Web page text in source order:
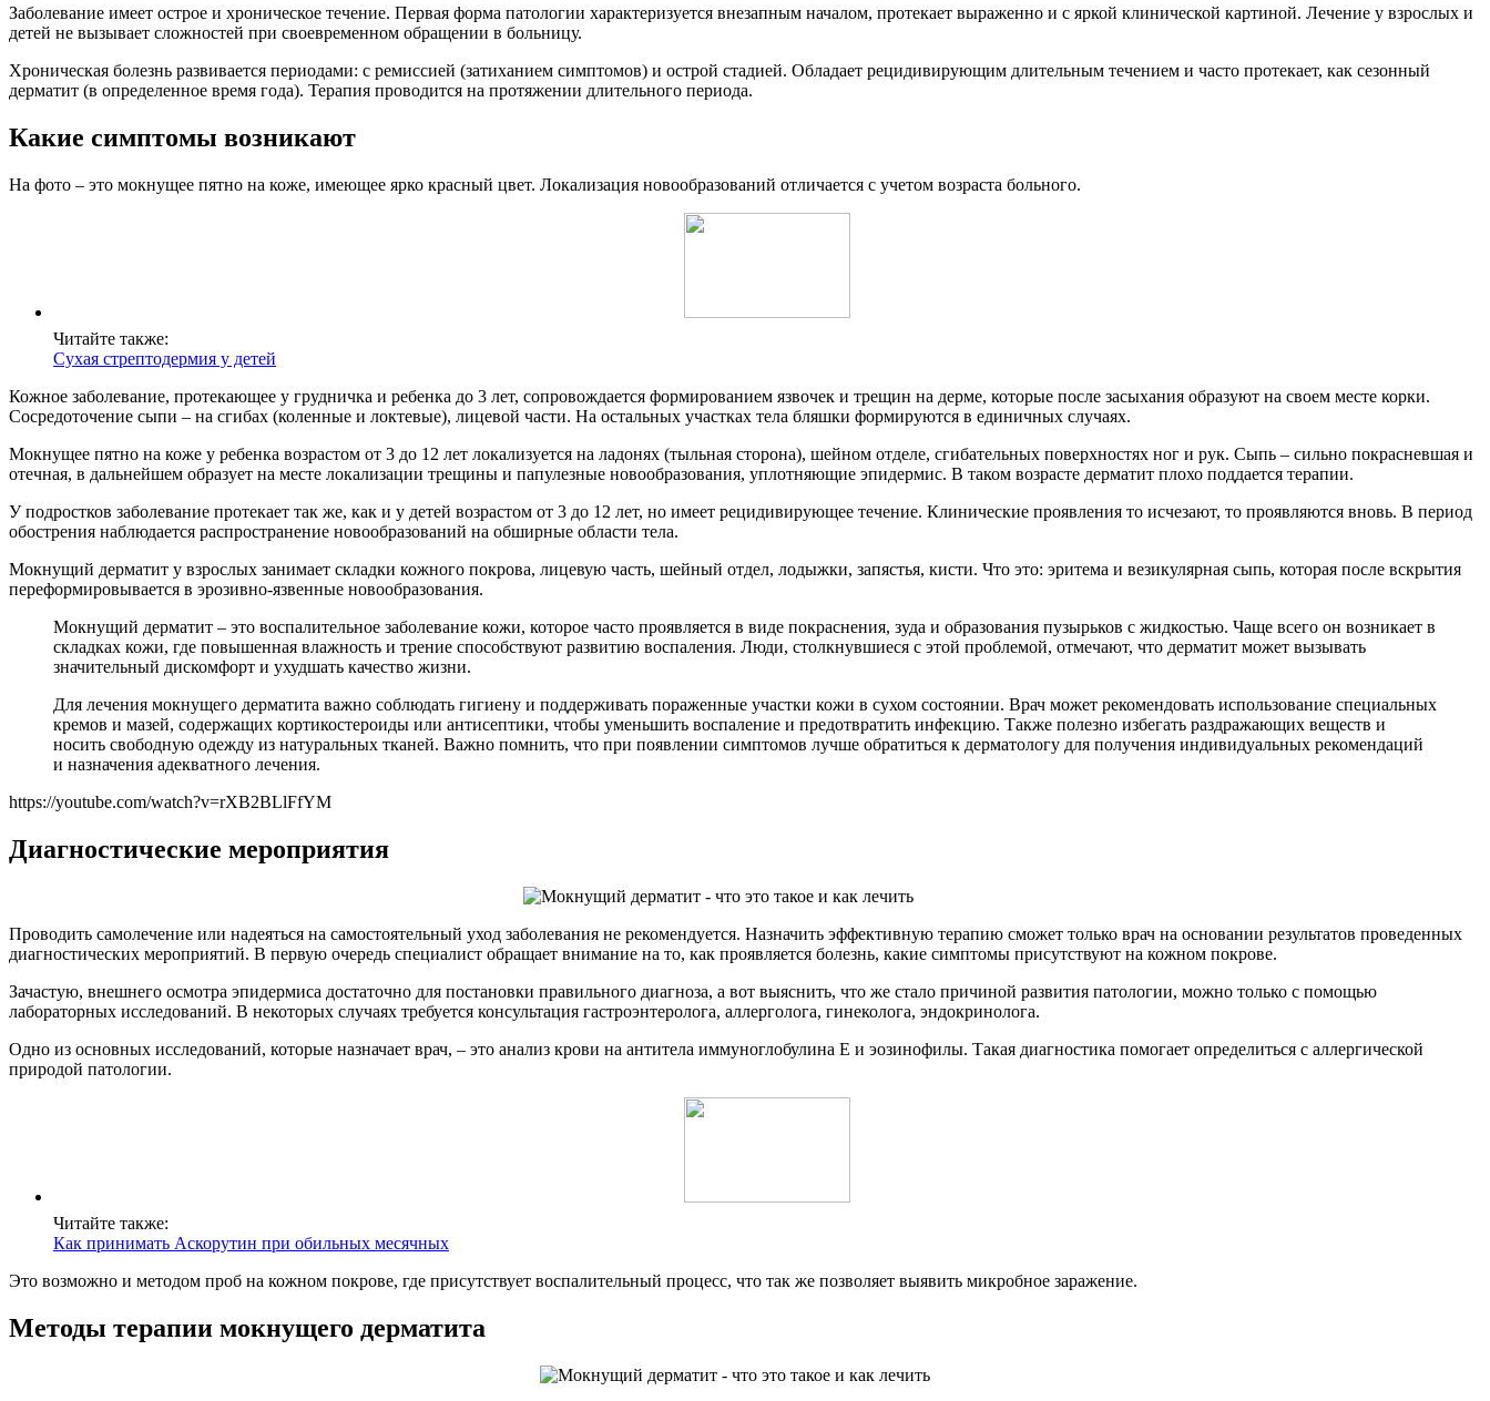
Заболевание имеет острое и хроническое течение. Первая форма патологии характеризуется внезапным началом, протекает выраженно и с яркой клинической картиной. Лечение у взрослых и
детей не вызывает сложностей при своевременном обращении в больницу.
Хроническая болезнь развивается периодами: с ремиссией (затиханием симптомов) и острой стадией. Обладает рецидивирующим длительным течением и часто протекает, как сезонный
дерматит (в определенное время года). Терапия проводится на протяжении длительного периода.
Какие симптомы возникают
На фото – это мокнущее пятно на коже, имеющее ярко красный цвет. Локализация новообразований отличается с учетом возраста больного.
Читайте также:
Сухая стрептодермия у детей
Кожное заболевание, протекающее у грудничка и ребенка до 3 лет, сопровождается формированием язвочек и трещин на дерме, которые после засыхания образуют на своем месте корки.
Сосредоточение сыпи – на сгибах (коленные и локтевые), лицевой части. На остальных участках тела бляшки формируются в единичных случаях.
Мокнущее пятно на коже у ребенка возрастом от 3 до 12 лет локализуется на ладонях (тыльная сторона), шейном отделе, сгибательных поверхностях ног и рук. Сыпь – сильно покрасневшая и
отечная, в дальнейшем образует на месте локализации трещины и папулезные новообразования, уплотняющие эпидермис. В таком возрасте дерматит плохо поддается терапии.
У подростков заболевание протекает так же, как и у детей возрастом от 3 до 12 лет, но имеет рецидивирующее течение. Клинические проявления то исчезают, то проявляются вновь. В период
обострения наблюдается распространение новообразований на обширные области тела.
Мокнущий дерматит у взрослых занимает складки кожного покрова, лицевую часть, шейный отдел, лодыжки, запястья, кисти. Что это: эритема и везикулярная сыпь, которая после вскрытия
переформировывается в эрозивно-язвенные новообразования.
Мокнущий дерматит – это воспалительное заболевание кожи, которое часто проявляется в виде покраснения, зуда и образования пузырьков с жидкостью. Чаще всего он возникает в
складках кожи, где повышенная влажность и трение способствуют развитию воспаления. Люди, столкнувшиеся с этой проблемой, отмечают, что дерматит может вызывать
значительный дискомфорт и ухудшать качество жизни.
Для лечения мокнущего дерматита важно соблюдать гигиену и поддерживать пораженные участки кожи в сухом состоянии. Врач может рекомендовать использование специальных
кремов и мазей, содержащих кортикостероиды или антисептики, чтобы уменьшить воспаление и предотвратить инфекцию. Также полезно избегать раздражающих веществ и
носить свободную одежду из натуральных тканей. Важно помнить, что при появлении симптомов лучше обратиться к дерматологу для получения индивидуальных рекомендаций
и назначения адекватного лечения.
https://youtube.com/watch?v=rXB2BLlFfYM
Диагностические мероприятия
Проводить самолечение или надеяться на самостоятельный уход заболевания не рекомендуется. Назначить эффективную терапию сможет только врач на основании результатов проведенных
диагностических мероприятий. В первую очередь специалист обращает внимание на то, как проявляется болезнь, какие симптомы присутствуют на кожном покрове.
Зачастую, внешнего осмотра эпидермиса достаточно для постановки правильного диагноза, а вот выяснить, что же стало причиной развития патологии, можно только с помощью
лабораторных исследований. В некоторых случаях требуется консультация гастроэнтеролога, аллерголога, гинеколога, эндокринолога.
Одно из основных исследований, которые назначает врач, – это анализ крови на антитела иммуноглобулина Е и эозинофилы. Такая диагностика помогает определиться с аллергической
природой патологии.
Читайте также:
Как принимать Аскорутин при обильных месячных
Это возможно и методом проб на кожном покрове, где присутствует воспалительный процесс, что так же позволяет выявить микробное заражение.
Методы терапии мокнущего дерматита